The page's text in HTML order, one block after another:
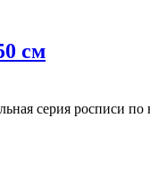
см
серия росписи